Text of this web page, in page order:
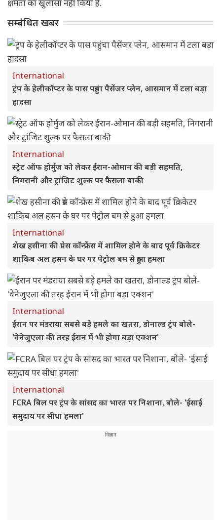
क्षमता का खुलासा नहीं किया है.
सम्बंधित खबर
International
ट्रंप के हेलीकॉप्टर के पास पहुंचा पैसेंजर प्लेन, आसमान में टला बड़ा
हादसा
International
स्ट्रेट ऑफ होर्मुज को लेकर ईरान-ओमान की बड़ी सहमति,
निगरानी और ट्रांजिट शुल्क पर फैसला बाकी
International
शेख हसीना की प्रेस कॉन्फ्रेंस में शामिल होने के बाद पूर्व क्रिकेटर
शाकिब अल हसन के घर पर पेट्रोल बम से हुआ हमला
International
ईरान पर मंडराया सबसे बड़े हमले का खतरा, डोनाल्ड ट्रंप बोले-
'वेनेजुएला की तरह ईरान में भी होगा बड़ा एक्शन'
International
FCRA बिल पर ट्रंप के सांसद का भारत पर निशाना, बोले- 'ईसाई
समुदाय पर सीधा हमला'